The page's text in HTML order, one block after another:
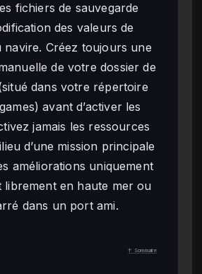
fichiers de sauvegarde
des valeurs de
navire. Créez toujours une
de votre dossier de
dans votre répertoire
avant d’activer les
jamais les ressources
d’une mission principale
améliorations uniquement
librement en haute mer ou
dans un port ami.
↑ Sommaire